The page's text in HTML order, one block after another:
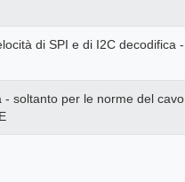
di SPI e di I2C decodifica
soltanto per le norme del